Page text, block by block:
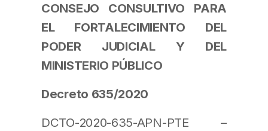
CONSEJO CONSULTIVO PARA
EL FORTALECIMIENTO DEL
PODER JUDICIAL Y DEL
MINISTERIO PÚBLICO
Decreto 635/2020
DCTO-2020-635-APN-PTE –